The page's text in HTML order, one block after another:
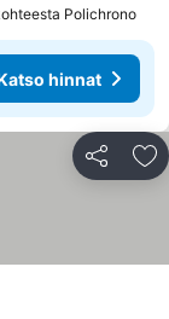
Polichrono
hinnat
Jaa